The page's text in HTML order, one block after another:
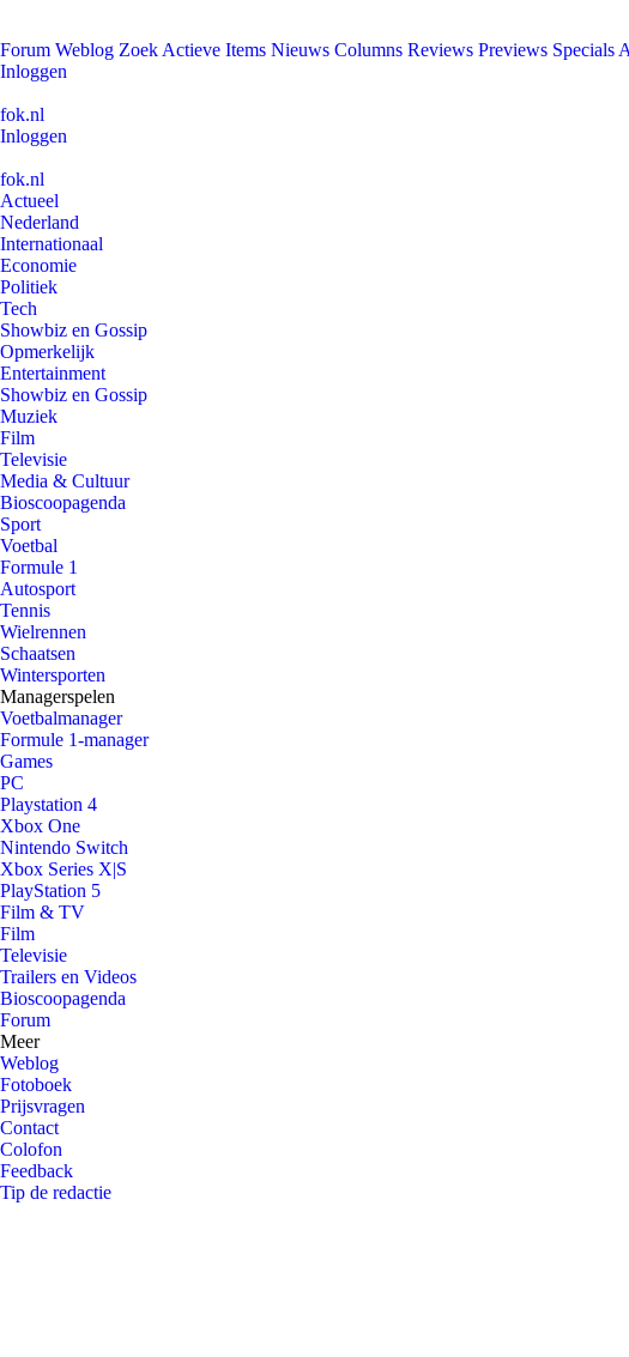
Forum Weblog Zoek Actieve Items Nieuws Columns Reviews Previews Specials
Inloggen
fok.nl
Inloggen
fok.nl
Actueel
Nederland
Internationaal
Economie
Politiek
Tech
Showbiz en Gossip
Opmerkelijk
Entertainment
Showbiz en Gossip
Muziek
Film
Televisie
Media & Cultuur
Bioscoopagenda
Sport
Voetbal
Formule 1
Autosport
Tennis
Wielrennen
Schaatsen
Wintersporten
Managerspelen
Voetbalmanager
Formule 1-manager
Games
PC
Playstation 4
Xbox One
Nintendo Switch
Xbox Series X|S
PlayStation 5
Film & TV
Film
Televisie
Trailers en Videos
Bioscoopagenda
Forum
Meer
Weblog
Fotoboek
Prijsvragen
Contact
Colofon
Feedback
Tip de redactie